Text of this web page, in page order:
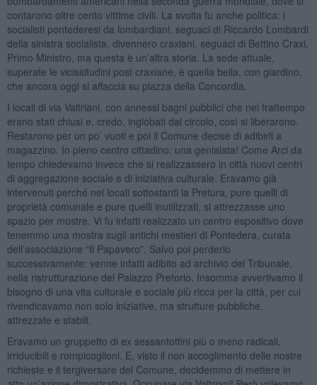
contarono oltre cento vittime civili. La svolta fu anche politica: i
socialisti pontederesi da lombardiani, seguaci di Riccardo Lombardi
della sinistra socialista, divennero craxiani, seguaci di Bettino Craxi,
Primo Ministro, ma questa è un’altra storia. La sede attuale,
superate le vicissitudini post craxiane, è quella bella, con giardino,
che ancora oggi si affaccia su piazza della Concordia.
I locali di via Valtriani, con annessi bagni pubblici che nel frattempo
erano stati chiusi e, credo, inglobati dal circolo, così si liberarono.
Restarono per un po’ vuoti e poi il Comune decise di adibirli a
magazzino. In pieno centro cittadino: una genialata! Come Arci da
tempo chiedevamo invece che si realizzassero in città nuovi centri
di aggregazione sociale e di iniziativa culturale. Eravamo già
intervenuti perché nei locali sottostanti la Pretura, pure quelli di
proprietà comunale e pure quelli inutilizzati, si attrezzasse uno
spazio per mostre. Vi fu infatti realizzato un centro espositivo dove
tenemmo una mostra sugli antichi mestieri di Pontedera, curata
dell’associazione “Il Papavero”. Salvo poi perderlo
successivamente: venne infatti adibito ad archivio del Tribunale,
nella ristrutturazione del Palazzo Pretorio. Insomma avvertivamo il
bisogno di una vita culturale e sociale più ricca per la città, per cui
rivendicavamo non solo iniziative, ma strutture pubbliche,
attrezzate e stabili.
Eravamo un gruppetto di ex sessantottini più o meno radicali,
irriducibili e rompicoglioni. E, visto il non accoglimento delle nostre
richieste e il tergiversare del Comune, decidemmo di mettere in